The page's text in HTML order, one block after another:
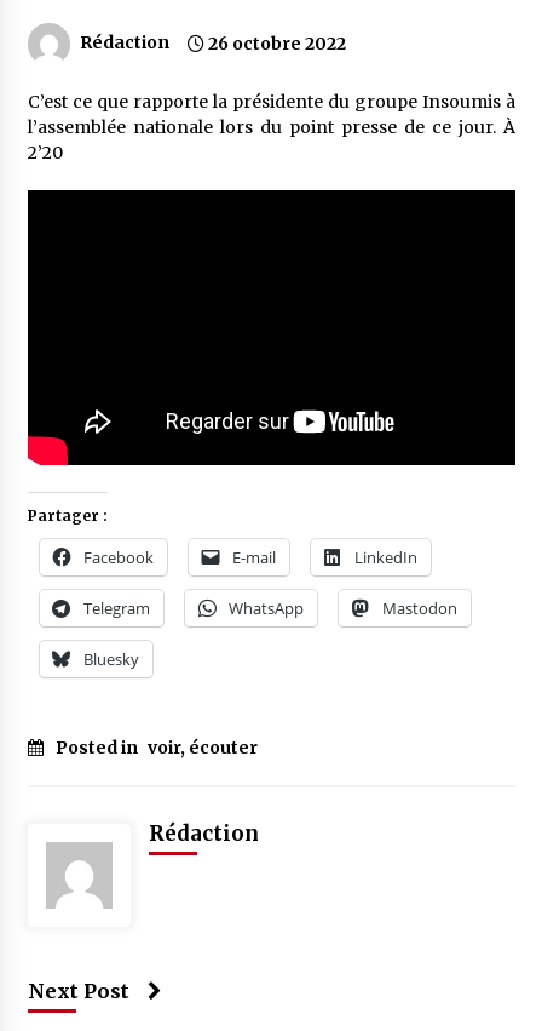
Rédaction 26 octobre 2022
C’est ce que rapporte la présidente du groupe Insoumis à
l’assemblée nationale lors du point presse de ce jour. À
2’20
Partager :
Facebook E-mail LinkedIn
Telegram WhatsApp Mastodon
Bluesky
Posted in voir, écouter
Rédaction
Next Post